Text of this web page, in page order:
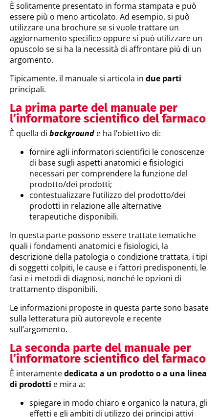
È solitamente presentato in forma stampata e può
essere più o meno articolato. Ad esempio, si può
utilizzare una brochure se si vuole trattare un
aggiornamento specifico oppure si può utilizzare un
opuscolo se si ha la necessità di affrontare più di un
argomento.
Tipicamente, il manuale si articola in due parti
principali.
La prima parte del manuale per
l’informatore scientifico del farmaco
È quella di background e ha l’obiettivo di:
fornire agli informatori scientifici le conoscenze
di base sugli aspetti anatomici e fisiologici
necessari per comprendere la funzione del
prodotto/dei prodotti;
contestualizzare l’utilizzo del prodotto/dei
prodotti in relazione alle alternative
terapeutiche disponibili.
In questa parte possono essere trattate tematiche
quali i fondamenti anatomici e fisiologici, la
descrizione della patologia o condizione trattata, i tipi
di soggetti colpiti, le cause e i fattori predisponenti, le
fasi e i metodi di diagnosi, nonché le opzioni di
trattamento disponibili.
Le informazioni proposte in questa parte sono basate
sulla letteratura più autorevole e recente
sull’argomento.
La seconda parte del manuale per
l’informatore scientifico del farmaco
È interamentededicata a un prodotto o a una linea
di prodotti e mira a:
spiegare in modo chiaro e organico la natura, gli
effetti e gli ambiti di utilizzo dei principi attivi